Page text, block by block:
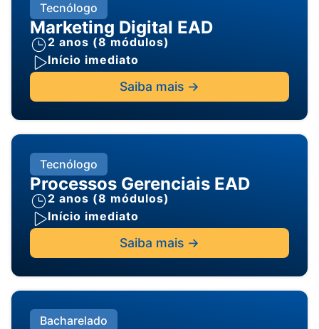
Tecnólogo
Marketing Digital EAD
2 anos (8 módulos)
Início imediato
Saiba mais ->
Tecnólogo
Processos Gerenciais EAD
2 anos (8 módulos)
Início imediato
Saiba mais ->
Bacharelado